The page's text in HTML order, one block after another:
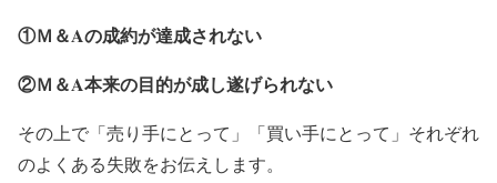
①Ｍ＆Aの成約が達成されない
②Ｍ＆A本来の目的が成し遂げられない
その上で「売り手にとって」「買い手にとって」それぞれ
のよくある失敗をお伝えします。